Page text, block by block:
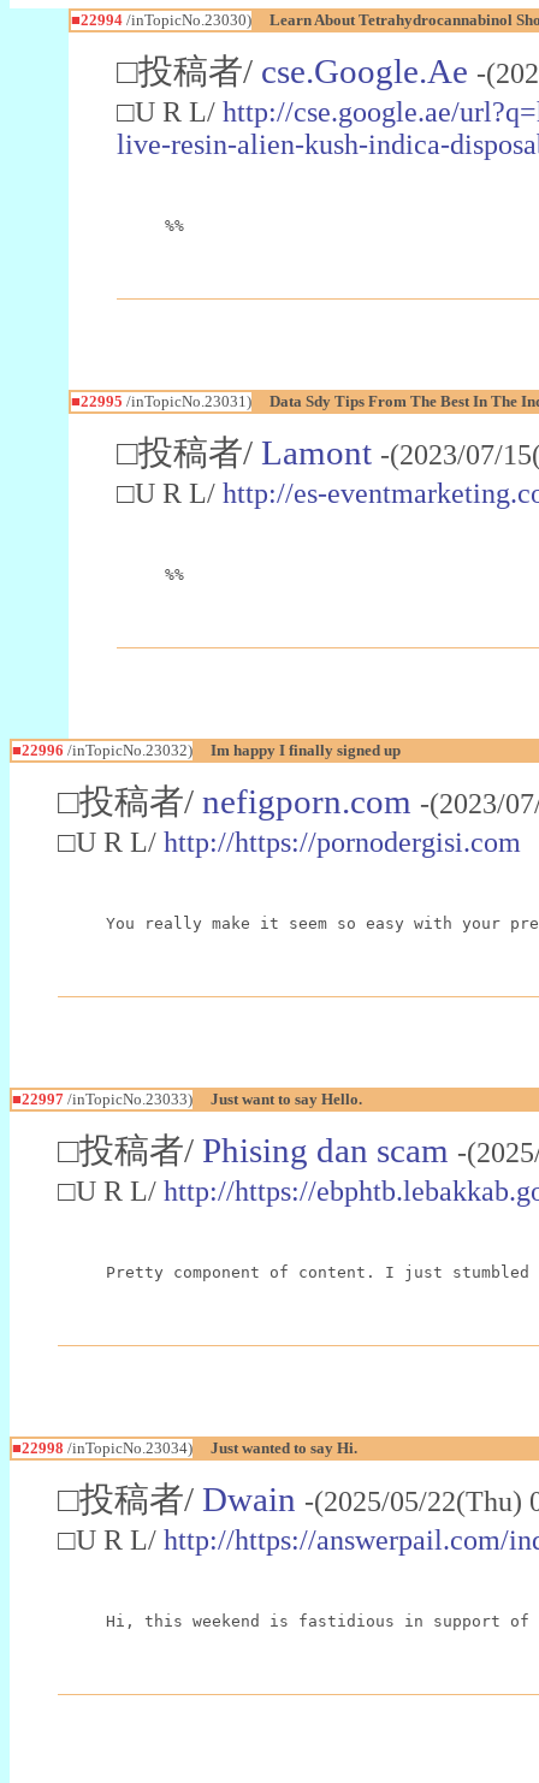
■22994/inTopicNo.23030) Learn About Tetrahydrocannabinol
□投稿者/ cse.Google.Ae -
□U R L/ http://cse.google.ae/
live-resin-alien-kush-indica-
%%
■22995 /inTopicNo.23031) Data Sdy Tips From The Best In The
□投稿者/ Lamont -(2023/07/
□U R L/ http://es-
%%
■22996 /inTopicNo.23032) Im happy I finally signed up
□投稿者/ nefigporn.com -(2023/
□U R L/ http://https://pornodergisi.com
You really make it seem so easy with your
■22997 /inTopicNo.23033) Just want to say Hello.
□投稿者/ Phising dan scam -
□U R L/ http://https://
Pretty component of content. I just
■22998 /inTopicNo.23034) Just wanted to say Hi.
□投稿者/ Dwain -(2025/05/
□U R L/ http://https://answerpail.com/
Hi, this weekend is fastidious in support of